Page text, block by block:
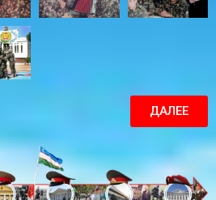
ДАЛЕЕ